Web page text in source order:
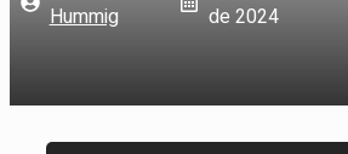
Hummig
de 2024